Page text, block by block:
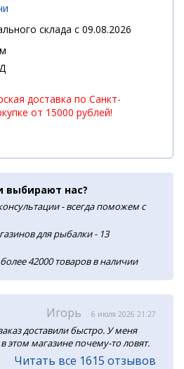
склада с 09.08.2026
доставка по Санкт-
от 15000 рублей!
выбирают нас?
- всегда поможем с
для рыбалки - 13
42000 товаров в наличии
Игорь 6 июля 2026 21:27
доставили быстро. У меня
этом магазине почему-то ловят.
Читать все 1615 отзывов